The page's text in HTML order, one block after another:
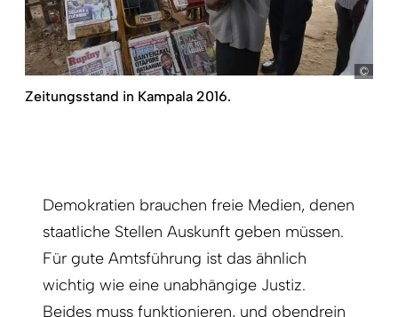
Zeitungsstand in Kampala 2016.
Demokratien brauchen freie Medien, denen
staatliche Stellen Auskunft geben müssen.
Für gute Amtsführung ist das ähnlich
wichtig wie eine unabhängige Justiz.
Beides muss funktionieren, und obendrein